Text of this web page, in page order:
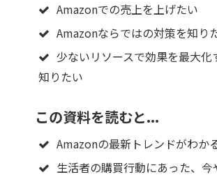
Amazonでの売上を上げたい
Amazonならではの対策を知り
少ないリソースで効果を最大化
知りたい
この資料を読むと...
Amazonの最新トレンドがわか
生活者の購買行動にあった、